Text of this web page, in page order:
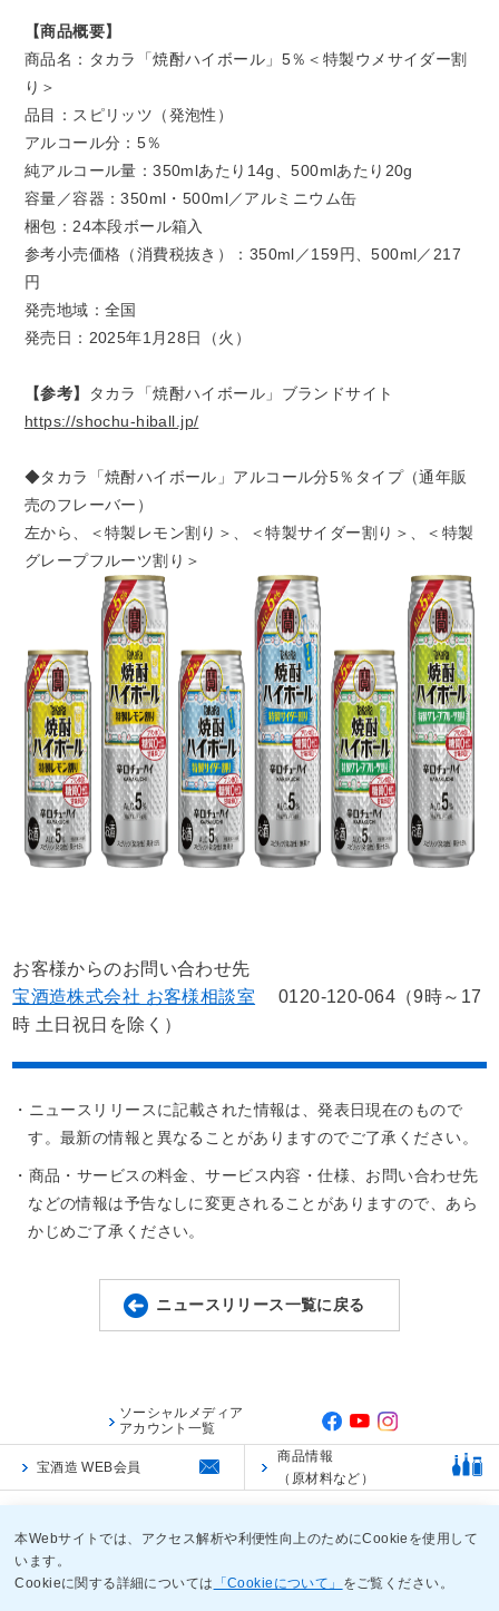
【商品概要】
商品名：タカラ「焼酎ハイボール」5％＜特製ウメサイダー割
り＞
品目：スピリッツ（発泡性）
アルコール分：5％
純アルコール量：350mlあたり14g、500mlあたり20g
容量／容器：350ml・500ml／アルミニウム缶
梱包：24本段ボール箱入
参考小売価格（消費税抜き）：350ml／159円、500ml／217
円
発売地域：全国
発売日：2025年1月28日（火）
【参考】
タカラ「焼酎ハイボール」ブランドサイト
https://shochu-hiball.jp/
◆タカラ「焼酎ハイボール」アルコール分5％タイプ（通年販
売のフレーバー）
左から、＜特製レモン割り＞、＜特製サイダー割り＞、＜特製
グレープフルーツ割り＞
お客様からのお問い合わせ先
宝酒造株式会社 お客様相談室 0120-120-064（9時～17
時 土日祝日を除く）
・ニュースリリースに記載された情報は、発表日現在のもので
す。最新の情報と異なることがありますのでご了承ください。
・商品・サービスの料金、サービス内容・仕様、お問い合わせ先
などの情報は予告なしに変更されることがありますので、あら
かじめご了承ください。
ニュースリリース一覧に戻る
ソーシャルメディア
アカウント一覧
宝酒造 WEB会員
商品情報
（原材料など）
本Webサイトでは、アクセス解析や利便性向上のためにCookieを使用して
います。
Cookieに関する詳細については
「Cookieについて」 をご覧ください。